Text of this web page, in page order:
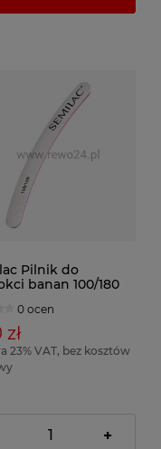
Pilnik do
banan 100/180
0 ocen
23% VAT, bez kosztów
+